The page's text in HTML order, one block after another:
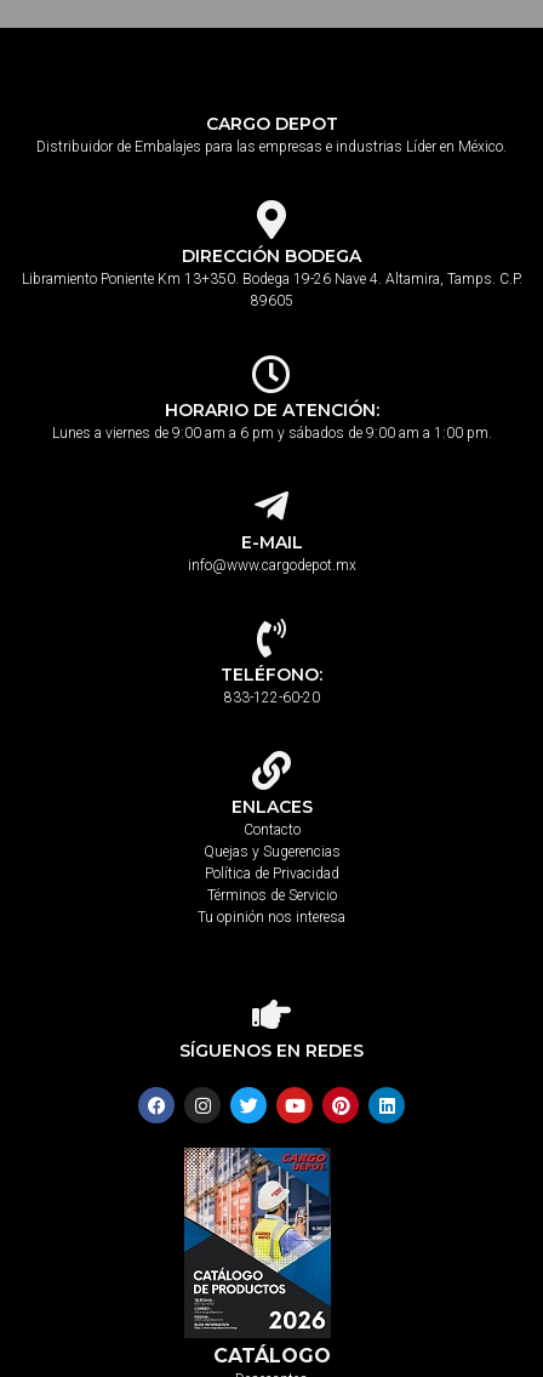
CARGO DEPOT
Distribuidor de Embalajes para las empresas e industrias Líder en México.
DIRECCIÓN BODEGA
Libramiento Poniente Km 13+350. Bodega 19-26 Nave 4. Altamira, Tamps. C.P.
89605
HORARIO DE ATENCIÓN:
Lunes a viernes de 9:00 am a 6 pm y sábados de 9:00 am a 1:00 pm.
E-MAIL
info@www.cargodepot.mx
TELÉFONO:
833-122-60-20
ENLACES
Contacto
Quejas y Sugerencias
Política de Privacidad
Términos de Servicio
Tu opinión nos interesa
SÍGUENOS EN REDES
CATÁLOGO